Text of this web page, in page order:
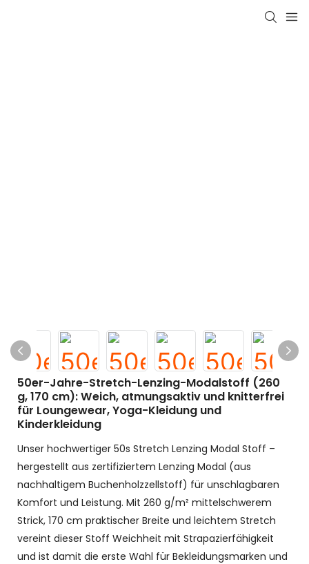
50er-Jahre-Stretch-Lenzing-Modalstoff (260
g, 170 cm): Weich, atmungsaktiv und knitterfrei
für Loungewear, Yoga-Kleidung und
Kinderkleidung
Unser hochwertiger 50s Stretch Lenzing Modal Stoff –
hergestellt aus zertifiziertem Lenzing Modal (aus
nachhaltigem Buchenholzzellstoff) für unschlagbaren
Komfort und Leistung. Mit 260 g/m² mittelschwerem
Strick, 170 cm praktischer Breite und leichtem Stretch
vereint dieser Stoff Weichheit mit Strapazierfähigkeit
und ist damit die erste Wahl für Bekleidungsmarken und